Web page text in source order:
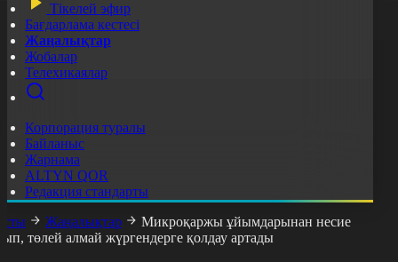
Тікелей эфир
Бағдарлама кестесі
Жаңалықтар
Жобалар
Телехикаялар
Корпорация туралы
Байланыс
Жарнама
ALTYN QOR
Редакция стандарты
Жаңалықтар
Микроқаржы ұйымдарынан несие
төлей алмай жүргендерге қолдау артады